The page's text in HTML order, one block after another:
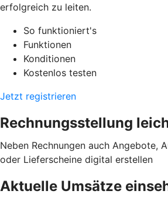
erfolgreich zu leiten.
So funktioniert's
Funktionen
Konditionen
Kostenlos testen
Jetzt registrieren
Rechnungsstellung
Neben Rechnungen auch Angebote,
oder Lieferscheine digital erstellen
Aktuelle Umsätze